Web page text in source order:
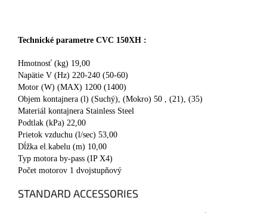
Technické parametre CVC 150XH :
Hmotnosť (kg) 19,00
Napätie V (Hz) 220-240 (50-60)
Motor (W) (MAX) 1200 (1400)
Objem kontajnera (l) (Suchý), (Mokro) 50 , (21), (35)
Materiál kontajnera Stainless Steel
Podtlak (kPa) 22,00
Prietok vzduchu (l/sec) 53,00
Dĺžka el.kabelu (m) 10,00
Typ motora by-pass (IP X4)
Počet motorov 1 dvojstupňový
STANDARD ACCESSORIES